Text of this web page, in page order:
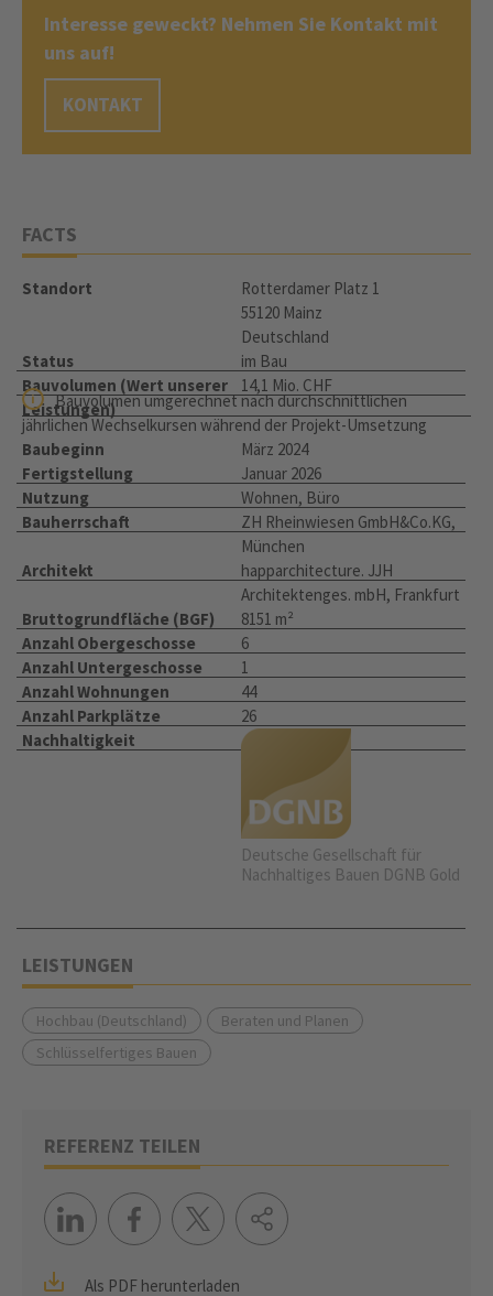
Interesse geweckt? Nehmen Sie Kontakt mit
uns auf!
KONTAKT
FACTS
Standort
Rotterdamer Platz 1
55120 Mainz
Deutschland
Status
im Bau
Bauvolumen (Wert unserer
Leistungen)
14,1 Mio. CHF
Bauvolumen umgerechnet nach durchschnittlichen
jährlichen Wechselkursen während der Projekt-Umsetzung
Baubeginn
März 2024
Fertigstellung
Januar 2026
Nutzung
Wohnen, Büro
Bauherrschaft
ZH Rheinwiesen GmbH&Co.KG,
München
Architekt
happarchitecture. JJH
Architektenges. mbH, Frankfurt
Bruttogrundfläche (BGF)
8151 m²
Anzahl Obergeschosse
6
Anzahl Untergeschosse
1
Anzahl Wohnungen
44
Anzahl Parkplätze
26
Nachhaltigkeit
Deutsche Gesellschaft für
Nachhaltiges Bauen DGNB Gold
LEISTUNGEN
Hochbau (Deutschland)
Beraten und Planen
Schlüsselfertiges Bauen
REFERENZ TEILEN
Als PDF herunterladen